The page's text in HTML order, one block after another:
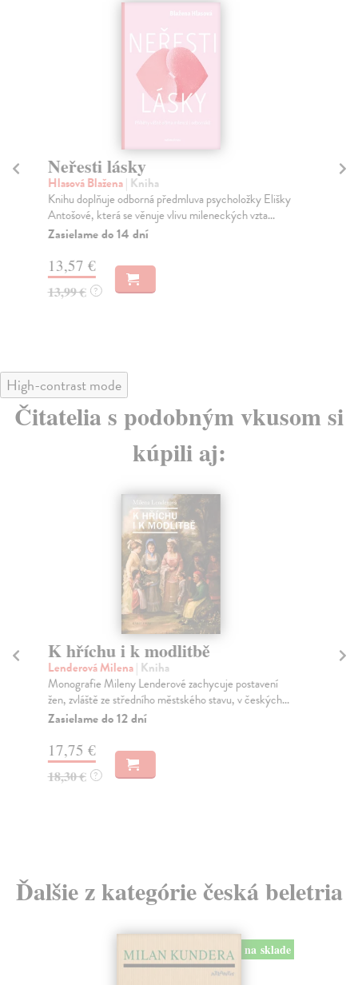
Neřesti lásky
Hlasová Blažena| Kniha
Knihu doplňuje odborná předmluva psycholožky Elišky
Antošové, která se věnuje vlivu mileneckých vzta...
Zasielame do 14 dní
13,57 €
13,99 € ?
High-contrast mode
Čitatelia s podobným vkusom si
kúpili aj:
K hříchu i k modlitbě
Lenderová Milena| Kniha
Monografie Mileny Lenderové zachycuje postavení
žen, zvláště ze středního městského stavu, v českých...
Zasielame do 12 dní
17,75 €
18,30 € ?
Ďalšie z kategórie česká beletria
na sklade